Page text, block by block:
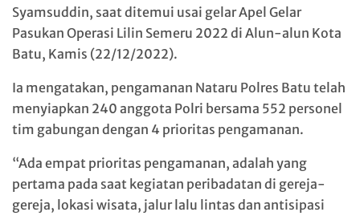
Syamsuddin, saat ditemui usai gelar Apel Gelar
Pasukan Operasi Lilin Semeru 2022 di Alun-alun Kota
Batu, Kamis (22/12/2022).
Ia mengatakan, pengamanan Nataru Polres Batu telah
menyiapkan 240 anggota Polri bersama 552 personel
tim gabungan dengan 4 prioritas pengamanan.
“Ada empat prioritas pengamanan, adalah yang
pertama pada saat kegiatan peribadatan di gereja-
gereja, lokasi wisata, jalur lalu lintas dan antisipasi